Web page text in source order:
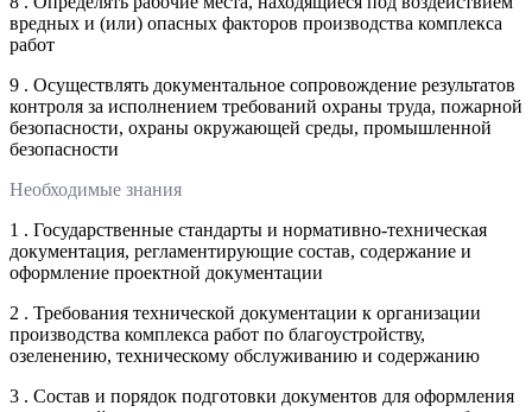
вредных и (или) опасных факторов производства комплекса
работ
9 . Осуществлять документальное сопровождение результатов
контроля за исполнением требований охраны труда, пожарной
безопасности, охраны окружающей среды, промышленной
безопасности
Необходимые знания
1 . Государственные стандарты и нормативно-техническая
документация, регламентирующие состав, содержание и
оформление проектной документации
2 . Требования технической документации к организации
производства комплекса работ по благоустройству,
озеленению, техническому обслуживанию и содержанию
3 . Состав и порядок подготовки документов для оформления